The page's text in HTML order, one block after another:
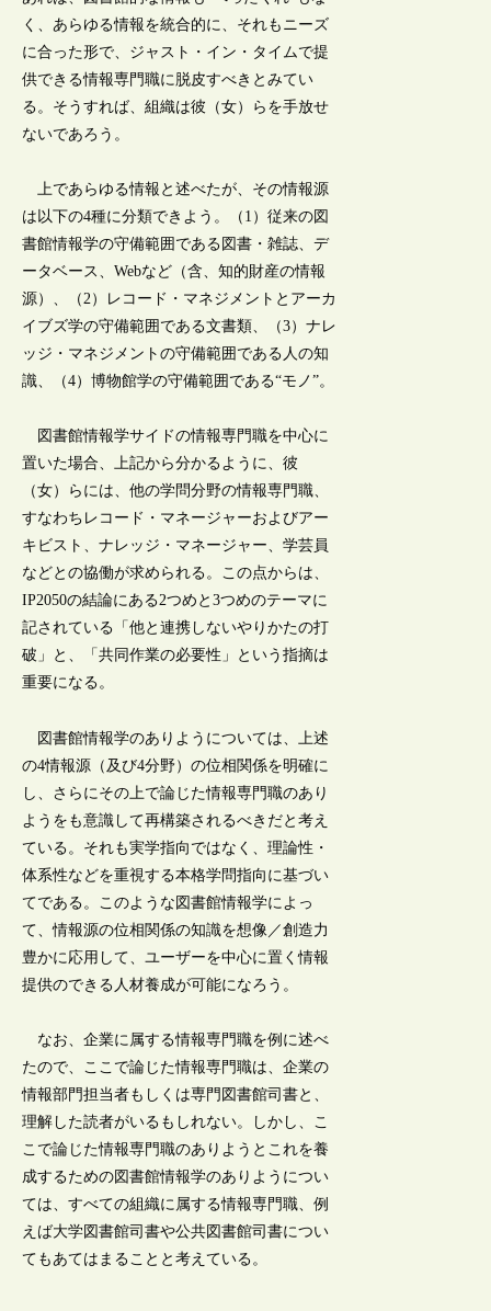
く、あらゆる情報を統合的に、それもニーズ
に合った形で、ジャスト・イン・タイムで提
供できる情報専門職に脱皮すべきとみてい
る。そうすれば、組織は彼（女）らを手放せ
ないであろう。
上であらゆる情報と述べたが、その情報源
は以下の4種に分類できよう。（1）従来の図
書館情報学の守備範囲である図書・雑誌、デ
ータベース、Webなど（含、知的財産の情報
源）、（2）レコード・マネジメントとアーカ
イブズ学の守備範囲である文書類、（3）ナレ
ッジ・マネジメントの守備範囲である人の知
識、（4）博物館学の守備範囲である“モノ”。
図書館情報学サイドの情報専門職を中心に
置いた場合、上記から分かるように、彼
（女）らには、他の学問分野の情報専門職、
すなわちレコード・マネージャーおよびアー
キビスト、ナレッジ・マネージャー、学芸員
などとの協働が求められる。この点からは、
IP2050の結論にある2つめと3つめのテーマに
記されている「他と連携しないやりかたの打
破」と、「共同作業の必要性」という指摘は
重要になる。
図書館情報学のありようについては、上述
の4情報源（及び4分野）の位相関係を明確に
し、さらにその上で論じた情報専門職のあり
ようをも意識して再構築されるべきだと考え
ている。それも実学指向ではなく、理論性・
体系性などを重視する本格学問指向に基づい
てである。このような図書館情報学によっ
て、情報源の位相関係の知識を想像／創造力
豊かに応用して、ユーザーを中心に置く情報
提供のできる人材養成が可能になろう。
なお、企業に属する情報専門職を例に述べ
たので、ここで論じた情報専門職は、企業の
情報部門担当者もしくは専門図書館司書と、
理解した読者がいるもしれない。しかし、こ
こで論じた情報専門職のありようとこれを養
成するための図書館情報学のありようについ
ては、すべての組織に属する情報専門職、例
えば大学図書館司書や公共図書館司書につい
てもあてはまることと考えている。